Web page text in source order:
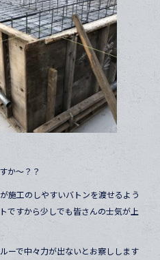
か〜？？
施工のしやすいバトンを渡せるよう
ですから少しでも皆さんの士気が上
ーで中々力が出ないとお察しします